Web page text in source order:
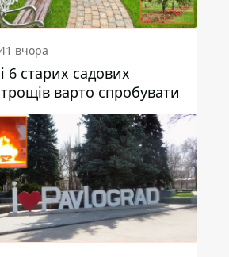
вчора
6 старих садових
варто спробувати